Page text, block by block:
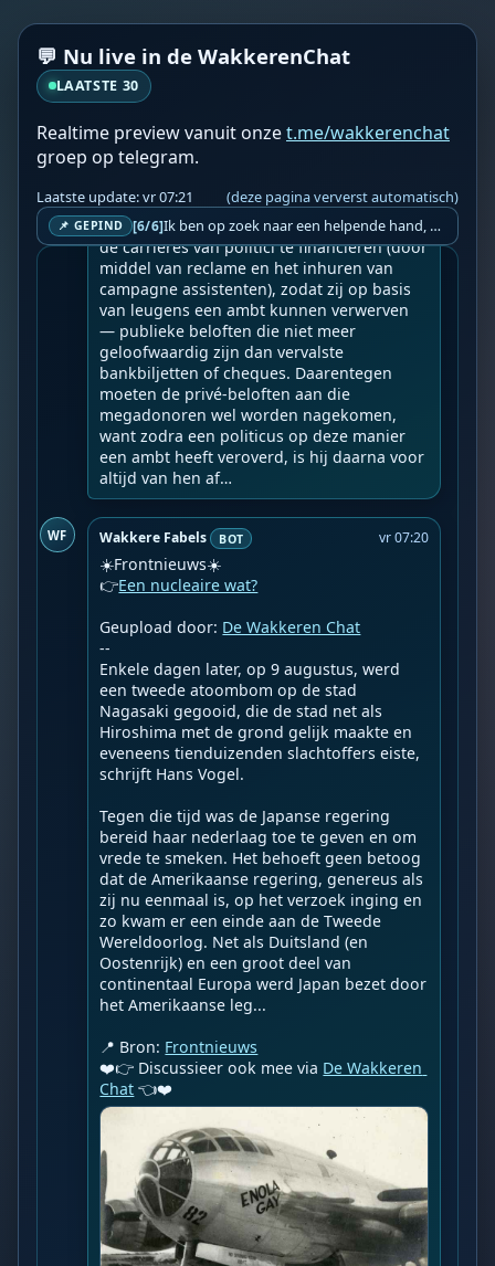
💬 Nu live in de WakkerenChat
LAATSTE 30
Realtime preview vanuit onzet.me/wakkerenchat
groep op telegram.
Laatste update: vr 07:21 (deze pagina ververst automatisch)
📌 GEPIND [6/6] Ik ben op zoek naar een helpende hand, een menselijk oog, een admin die helpt met controleren of de chat wel correct word gemodereerd word door NoMoSpam. 98% gaat automatisch goed, toch ik dit nooit helemaal loslaten en moet er altijd een mens mee blijven opletten bij elke beslissing die gemaakt word. Waar bestaan de werkzaamheden uit? Mee kijken in admin log kanaal naar alle drugs/porno/scams die voorbij komen en in het geval van een randgevalletje, ingrijpen en b.v. een verwijderd maar wel toegestaan bericht terug plaatsen met een druk op de knop. tsja zo banaal en simpel is het gesteld.. Word je hier blij van? Nee. Strookt het je ego? Nee. Word je er beter van? Nee. Kost het veel tijd? Totaal niet, consistentie en regelmaat is belangrijker dan 'er even voor kunnen gaan zitten'.. het werk is in een paar seconden gepiept.. je checkt puur of AI de juiste beslissing heeft gemaakt.. …
r het publiek te beheersen.
Geupload door:
Wereldwijde ‘Staatsgreep’ 6 jaar sinds 17-
03-2020 zichtbare dictatuur.
Een miljardair bezit minstens een miljard
dollar, en dat is veel meer dan nodig is om
de carrières van politici te financieren (door
middel van reclame en het inhuren van
campagne assistenten), zodat zij op basis
van leugens een ambt kunnen verwerven
— publieke beloften die niet meer
geloofwaardig zijn dan vervalste
bankbiljetten of cheques. Daarentegen
moeten de privé-beloften aan die
megadonoren wel worden nagekomen,
want zodra een politicus op deze manier
een ambt heeft veroverd, is hij daarna voor
altijd van hen af…
WF Wakkere Fabels BOT vr 07:20
☀️Frontnieuws☀️
👉Een nucleaire wat?
Geupload door: De Wakkeren Chat
--
Enkele dagen later, op 9 augustus, werd
een tweede atoombom op de stad
Nagasaki gegooid, die de stad net als
Hiroshima met de grond gelijk maakte en
eveneens tienduizenden slachtoffers eiste,
schrijft Hans Vogel.
Tegen die tijd was de Japanse regering
bereid haar nederlaag toe te geven en om
vrede te smeken. Het behoeft geen betoog
dat de Amerikaanse regering, genereus als
zij nu eenmaal is, op het verzoek inging en
zo kwam er een einde aan de Tweede
Wereldoorlog. Net als Duitsland (en
Oostenrijk) en een groot deel van
continentaal Europa werd Japan bezet door
het Amerikaanse leg...
📍 Bron: Frontnieuws
❤️👉 Discussieer ook mee via De Wakkeren
Chat 👈❤️